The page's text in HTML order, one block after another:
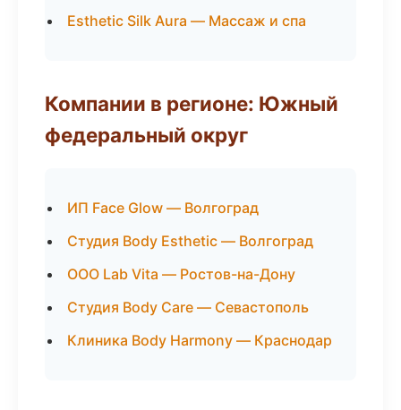
Esthetic Silk Aura — Массаж и спа
Компании в регионе: Южный
федеральный округ
ИП Face Glow — Волгоград
Студия Body Esthetic — Волгоград
ООО Lab Vita — Ростов-на-Дону
Студия Body Care — Севастополь
Клиника Body Harmony — Краснодар